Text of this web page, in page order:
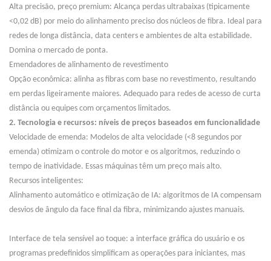
Alta precisão, preço premium: Alcança perdas ultrabaixas (tipicamente
<0,02 dB) por meio do alinhamento preciso dos núcleos de fibra. Ideal para
redes de longa distância, data centers e ambientes de alta estabilidade.
Domina o mercado de ponta.
Emendadores de alinhamento de revestimento
Opção econômica: alinha as fibras com base no revestimento, resultando
em perdas ligeiramente maiores. Adequado para redes de acesso de curta
distância ou equipes com orçamentos limitados.
2. Tecnologia e recursos: níveis de preços baseados em funcionalidade
Velocidade de emenda: Modelos de alta velocidade (<8 segundos por
emenda) otimizam o controle do motor e os algoritmos, reduzindo o
tempo de inatividade. Essas máquinas têm um preço mais alto.
Recursos inteligentes:
Alinhamento automático e otimização de IA: algoritmos de IA compensam
desvios de ângulo da face final da fibra, minimizando ajustes manuais.
Interface de tela sensível ao toque: a interface gráfica do usuário e os
programas predefinidos simplificam as operações para iniciantes, mas